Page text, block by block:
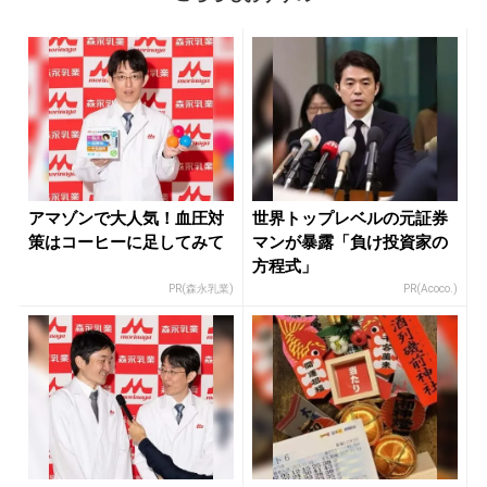
アマゾンで大人気！血圧対
策はコーヒーに足してみて
PR(森永乳業)
世界トップレベルの元証券
マンが暴露「負け投資家の
方程式」
PR(Acoco.)